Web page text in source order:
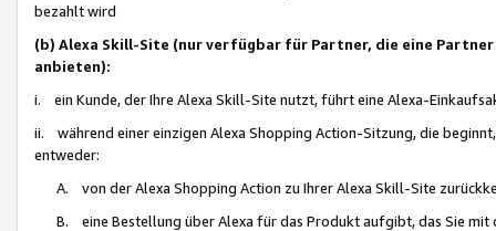
bezahlt wird
(b) Alexa Skill-Site (nur verfügbar für Partner, die eine
anbieten):
i. ein Kunde, der Ihre Alexa Skill-Site nutzt, führt eine Alexa-
ii. während einer einzigen Alexa Shopping Action-Sitzung, die
entweder:
A. von der Alexa Shopping Action zu Ihrer Alexa Skill-Site
B. eine Bestellung über Alexa für das Produkt aufgibt, das Sie mit